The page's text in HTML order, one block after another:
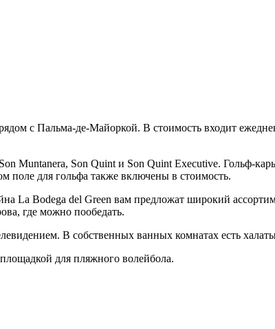
с Пальма-де-Майоркой. В стоимость входит
Muntanera, Son Quint и Son Quint Executive. Гольф-
поле для гольфа также включены в стоимость.
La Bodega del Green вам предложат широкий
где можно пообедать.
В собственных ванных комнатах есть
для пляжного волейбола.